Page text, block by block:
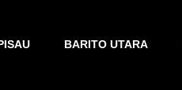
BARITO UTARA